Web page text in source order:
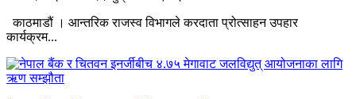
काठमाडौं । आन्तरिक राजस्व विभागले करदाता प्रोत्साहन उपहार
कार्यक्रम...